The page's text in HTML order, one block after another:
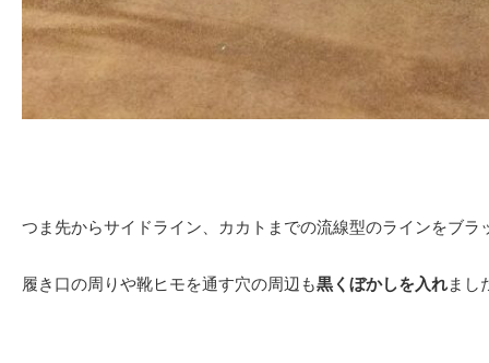
つま先からサイドライン、カカトまでの流線型のラインをブラ
履き口の周りや靴ヒモを通す穴の周辺も黒くぼかしを入れまし